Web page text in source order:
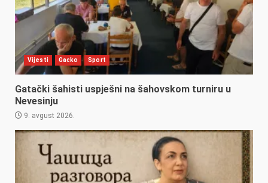
Vijesti Gacko Sport
Gatački šahisti uspješni na šahovskom turniru u
Nevesinju
9. avgust 2026.